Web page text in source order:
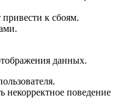
к сбоям.
данных.
некорректное поведение